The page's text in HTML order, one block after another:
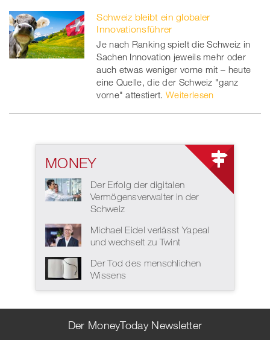
Schweiz bleibt ein globaler
Innovationsführer
Je nach Ranking spielt die Schweiz in
Sachen Innovation jeweils mehr oder
auch etwas weniger vorne mit – heute
eine Quelle, die der Schweiz "ganz
vorne" attestiert. Weiterlesen
MONEY
Der Erfolg der digitalen
Vermögensverwalter in der
Schweiz
Michael Eidel verlässt Yapeal
und wechselt zu Twint
Der Tod des menschlichen
Wissens
Der MoneyToday Newsletter